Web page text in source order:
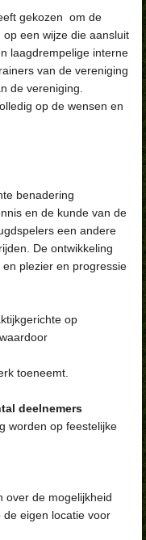
gekozen om de
op een wijze die aansluit
laagdrempelige interne
van de vereniging
de vereniging.
op de wensen en
benadering
en de kunde van de
een andere
De ontwikkeling
plezier en progressie
op
toeneemt.
deelnemers
worden op feestelijke
over de mogelijkheid
eigen locatie voor